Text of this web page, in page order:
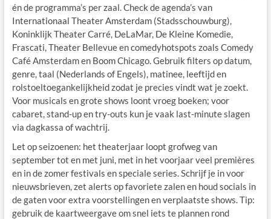
én de programma’s per zaal. Check de agenda’s van
Internationaal Theater Amsterdam (Stadsschouwburg),
Koninklijk Theater Carré, DeLaMar, De Kleine Komedie,
Frascati, Theater Bellevue en comedyhotspots zoals Comedy
Café Amsterdam en Boom Chicago. Gebruik filters op datum,
genre, taal (Nederlands of Engels), matinee, leeftijd en
rolstoeltoegankelijkheid zodat je precies vindt wat je zoekt.
Voor musicals en grote shows loont vroeg boeken; voor
cabaret, stand-up en try-outs kun je vaak last-minute slagen
via dagkassa of wachtrij.
Let op seizoenen: het theaterjaar loopt grofweg van
september tot en met juni, met in het voorjaar veel premières
en in de zomer festivals en speciale series. Schrijf je in voor
nieuwsbrieven, zet alerts op favoriete zalen en houd socials in
de gaten voor extra voorstellingen en verplaatste shows. Tip:
gebruik de kaartweergave om snel iets te plannen rond